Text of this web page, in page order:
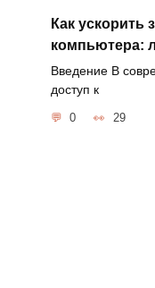
Как ускорить
компьютера:
Введение В
доступ к
0 29